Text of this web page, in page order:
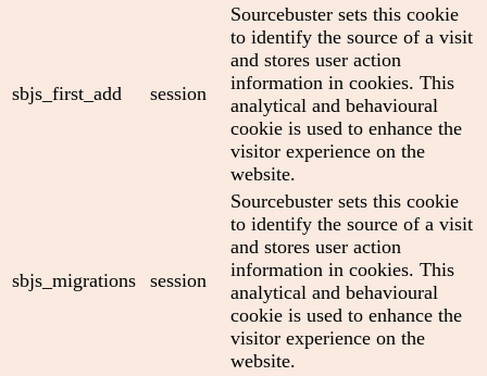
sbjs_first_add session
Sourcebuster sets this cookie
to identify the source of a visit
and stores user action
information in cookies. This
analytical and behavioural
cookie is used to enhance the
visitor experience on the
website.
sbjs_migrations session
Sourcebuster sets this cookie
to identify the source of a visit
and stores user action
information in cookies. This
analytical and behavioural
cookie is used to enhance the
visitor experience on the
website.